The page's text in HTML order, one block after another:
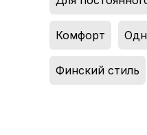
Комфорт
Финский стиль